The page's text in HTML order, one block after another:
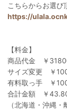
こちらからお選び
https://
【料金】
商品代金 ￥
サイズ変更 ￥
有料取っ手 ￥
合計金額 ￥
（北海道・沖縄・